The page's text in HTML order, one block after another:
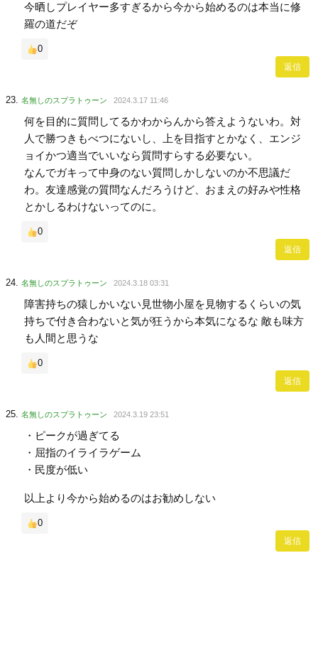
今晒しプレイヤー多すぎるから今から始めるのは本当に修
羅の道だぞ
0
返信
名無しのスプラトゥーン 2024.3.17 11:46
何を目的に質問してるかわからんから答えようないわ。対
人で勝つきもべつにないし、上を目指すとかなく、エンジ
ョイかつ適当でいいなら質問すらする必要ない。
なんでガキって中身のない質問しかしないのか不思議だ
わ。友達感覚の質問なんだろうけど、おまえの好みや性格
とかしるわけないってのに。
0
返信
名無しのスプラトゥーン 2024.3.18 03:31
障害持ちの猿しかいない見世物小屋を見物するくらいの気
持ちで付き合わないと気が狂うから本気になるな 敵も味方
も人間と思うな
0
返信
名無しのスプラトゥーン 2024.3.19 23:51
・ピークが過ぎてる
・屈指のイライラゲーム
・民度が低い
以上より今から始めるのはお勧めしない
0
返信